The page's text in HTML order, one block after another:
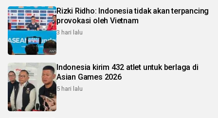
Rizki Ridho: Indonesia tidak akan terpancing
provokasi oleh Vietnam
3 hari lalu
Indonesia kirim 432 atlet untuk berlaga di
Asian Games 2026
5 hari lalu